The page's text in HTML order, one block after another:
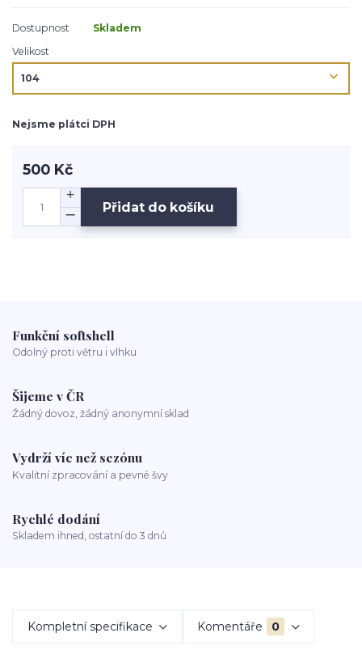
Dostupnost
Skladem
Velikost
Nejsme plátci DPH
500 Kč
Přidat do košíku
Funkční softshell
Odolný proti větru i vlhku
Šijeme v ČR
Žádný dovoz, žádný anonymní sklad
Vydrží víc než sezónu
Kvalitní zpracování a pevné švy
Rychlé dodání
Skladem ihned, ostatní do 3 dnů
Kompletní specifikace Komentáře 0